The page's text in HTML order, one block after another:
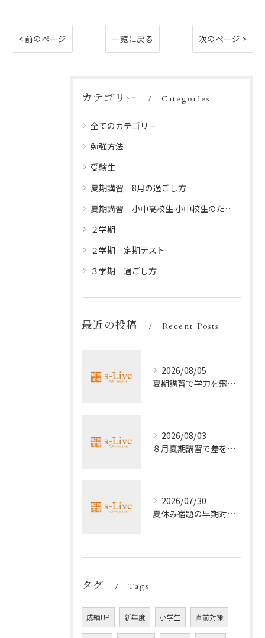
< 前のページ 一覧に戻る 次のページ >
カテゴリー Categories
全てのカテゴリー
勉強方法
受験生
夏期講習 8月の過ごし方
夏期講習 小中高校生 小中校生のための夏休みプログラム
２学期
２学期 定期テスト
３学期 過ごし方
最近の投稿 Recent Posts
2026/08/05
夏期講習で学力を飛躍的に上げる方法
2026/08/03
８月夏期講習で差をつける受験勉強法
2026/07/30
夏休み宿題の早期対策ポイント
タグ Tags
成績UP 新年度 小学生 直前対策